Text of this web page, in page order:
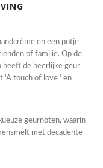
en een potje
of familie. Op de
heeft de heerlijke geur
'A touch of love ' en
geurnoten, waarin
met decadente